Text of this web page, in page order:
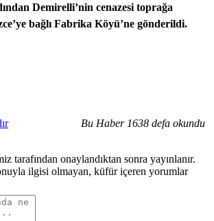
Demirelli’nin cenazesi toprağa
bağlı Fabrika Köyü’ne gönderildi.
Bu Haber 1638 defa okundu
tarafından onaylandıktan sonra yayınlanır.
ilgisi olmayan, küfür içeren yorumlar